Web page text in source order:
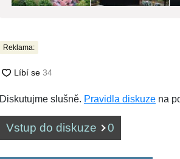
Reklama:
Diskutujme slušně. Pravidla diskuze na
Vstup do diskuze 0